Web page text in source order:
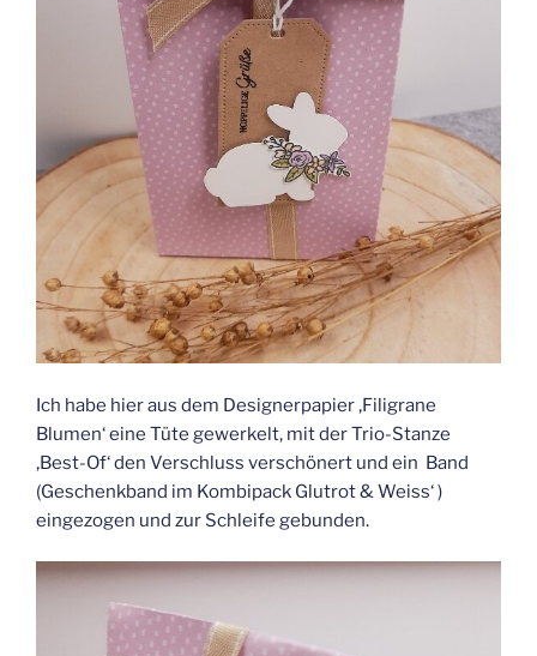
Ich habe hier aus dem Designerpapier ‚Filigrane
Blumen‘ eine Tüte gewerkelt, mit der Trio-Stanze
‚Best-Of‘ den Verschluss verschönert und ein Band
(Geschenkband im Kombipack Glutrot & Weiss‘ )
eingezogen und zur Schleife gebunden.